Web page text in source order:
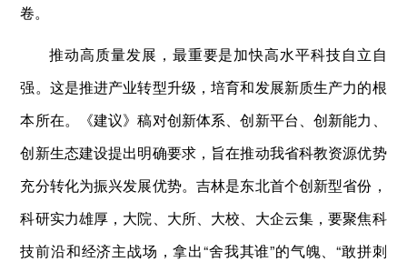
卷。
推动高质量发展，最重要是加快高水平科技自立自
强。这是推进产业转型升级，培育和发展新质生产力的根
本所在。《建议》稿对创新体系、创新平台、创新能力、
创新生态建设提出明确要求，旨在推动我省科教资源优势
充分转化为振兴发展优势。吉林是东北首个创新型省份，
科研实力雄厚，大院、大所、大校、大企云集，要聚焦科
技前沿和经济主战场，拿出“舍我其谁”的气魄、“敢拼刺